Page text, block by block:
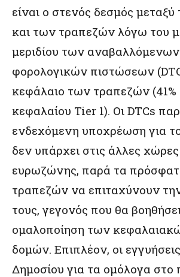
είναι ο στενός δεσμός μεταξύ
και των τραπεζών λόγω του
μεριδίου των αναβαλλόμενων
φορολογικών πιστώσεων
κεφάλαιο των τραπεζών (41%
κεφαλαίου Tier 1). Οι DTCs
ενδεχόμενη υποχρέωση για
δεν υπάρχει στις άλλες
ευρωζώνης, παρά τα
τραπεζών να επιταχύνουν
τους, γεγονός που θα
ομαλοποίηση των
δομών. Επιπλέον, οι
Δημοσίου για τα ομόλογα στο